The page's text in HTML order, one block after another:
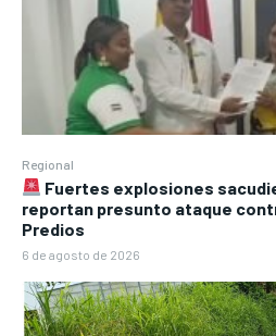
Regional
Fuertes explosiones
reportan presunto ataque
Predios
6 de agosto de 2026